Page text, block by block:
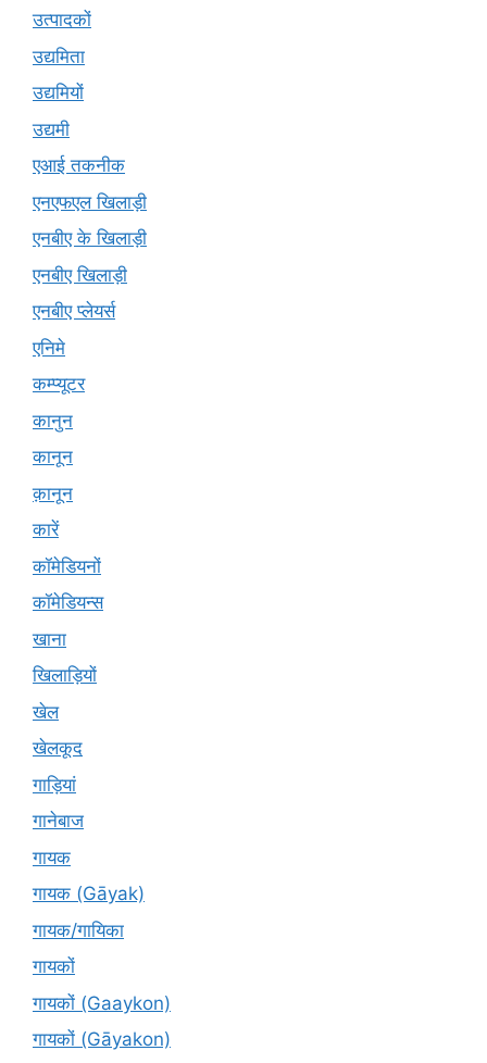
उत्पादकों
उद्यमिता
उद्यमियों
उद्यमी
एआई तकनीक
एनएफएल खिलाड़ी
एनबीए के खिलाड़ी
एनबीए खिलाड़ी
एनबीए प्लेयर्स
एनिमे
कम्प्यूटर
कानुन
कानून
क़ानून
कारें
कॉमेडियनों
कॉमेडियन्स
खाना
खिलाड़ियों
खेल
खेलकूद
गाड़ियां
गानेबाज
गायक
गायक (Gāyak)
गायक/गायिका
गायकों
गायकों (Gaaykon)
गायकों (Gāyakon)